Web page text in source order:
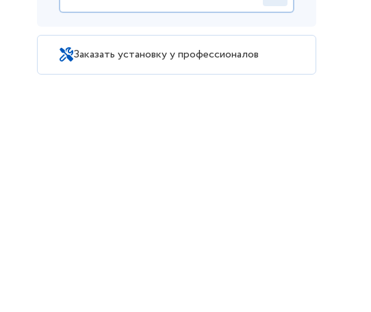
Заказать установку у профессионалов